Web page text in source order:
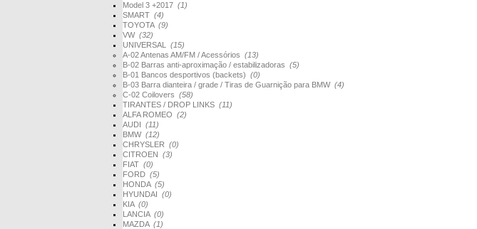
Model 3 +2017 (1)
SMART (4)
TOYOTA (9)
VW (32)
UNIVERSAL (15)
A-02 Antenas AM/FM / Acessórios (13)
B-02 Barras anti-aproximação / estabilizadoras (5)
B-01 Bancos desportivos (backets) (0)
B-03 Barra dianteira / grade / Tiras de Guarnição para BMW (4)
C-02 Coilovers (58)
TIRANTES / DROP LINKS (11)
ALFA ROMEO (2)
AUDI (11)
BMW (12)
CHRYSLER (0)
CITROEN (3)
FIAT (0)
FORD (5)
HONDA (5)
HYUNDAI (0)
KIA (0)
LANCIA (0)
MAZDA (1)